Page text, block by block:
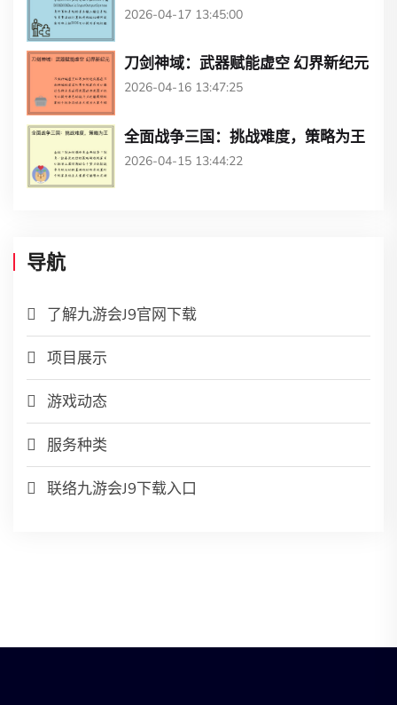
2026-04-17 13:45:00
刀剑神域：武器赋能虚空 幻界新纪元
2026-04-16 13:47:25
全面战争三国：挑战难度，策略为王
2026-04-15 13:44:22
导航
了解九游会J9官网下载
项目展示
游戏动态
服务种类
联络九游会J9下载入口